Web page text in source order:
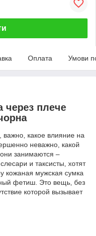
Оплата Умови
через плече
какое влияние на
неважно, какой
занимаются –
и таксисты, хотят
кожаная мужская сумка
фетиш. Это вещь, без
которой вызывает